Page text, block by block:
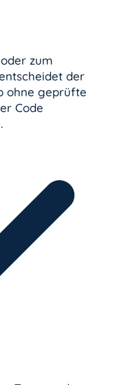
zum
der
ohne geprüfte
Code